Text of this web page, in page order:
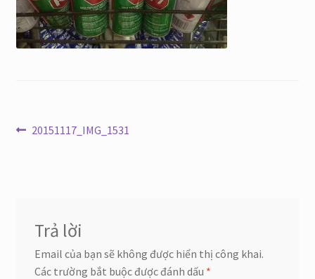
Điều
Bài
20151117_IMG_1531
Trả lời
Email của bạn sẽ không được hiển thị công khai.
Các trường bắt buộc được đánh dấu *